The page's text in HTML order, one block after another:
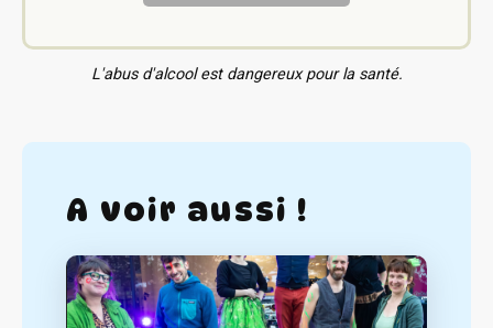
L'abus d'alcool est dangereux pour la santé.
A voir aussi !